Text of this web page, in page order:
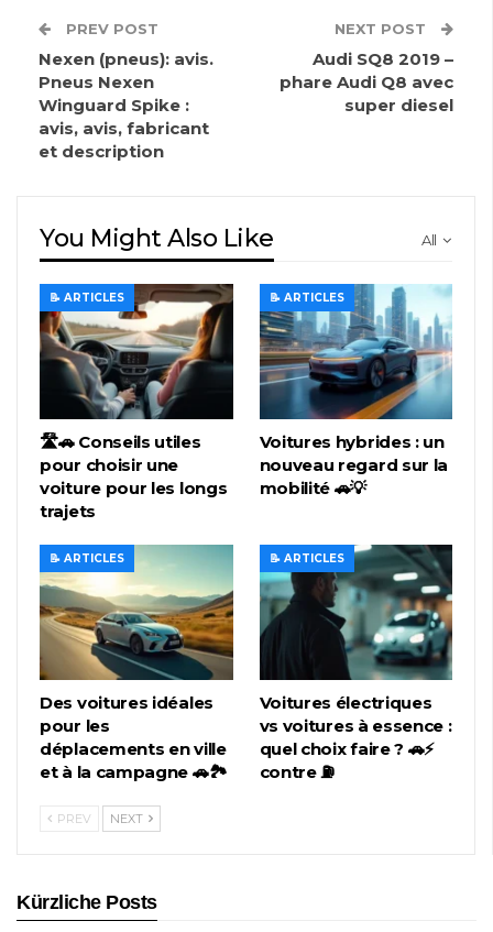
PREV POST
Nexen (pneus): avis.
Pneus Nexen
Winguard Spike :
avis, avis, fabricant
et description
NEXT POST
Audi SQ8 2019 –
phare Audi Q8 avec
super diesel
All
You Might Also Like
📝 ARTICLES
🛣️🚗 Conseils utiles
pour choisir une
voiture pour les longs
trajets
📝 ARTICLES
Voitures hybrides : un
nouveau regard sur la
mobilité 🚗💡
📝 ARTICLES
Des voitures idéales
pour les
déplacements en ville
et à la campagne 🚗🏞️
📝 ARTICLES
Voitures électriques
vs voitures à essence :
quel choix faire ? 🚗⚡
contre ⛽
PREV NEXT
Kürzliche Posts